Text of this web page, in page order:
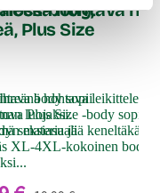
body,
body sopii
luojaksi.
materiaali
hohtava
Plus Size
hohtava leikittelevä
Plus Size -body sopii
seksiasu jää
XL-4XL-kokoinen body